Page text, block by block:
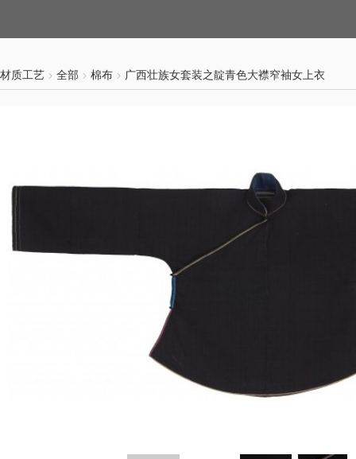
材质工艺 全部 棉布 广西壮族女套装之靛青色大襟窄袖女上衣